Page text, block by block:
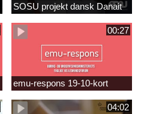
SOSU projekt dansk Danait
00:27
emu-respons 19-10-kort
04:02